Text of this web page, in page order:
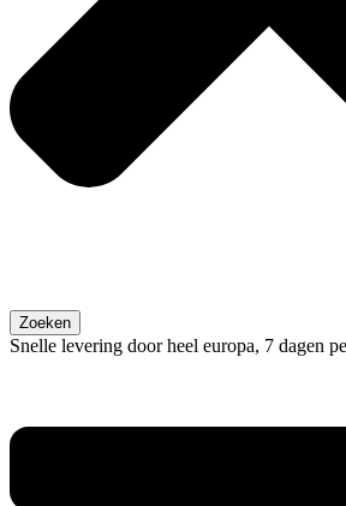
Zoeken
Snelle levering door heel europa, 7 dagen